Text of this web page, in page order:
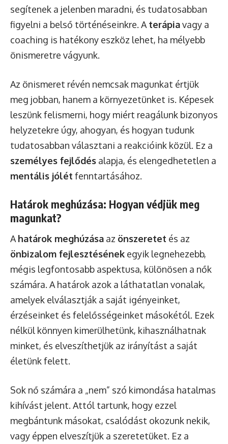
segítenek a jelenben maradni, és tudatosabban
figyelni a belső történéseinkre. A terápiavagy a
coaching is hatékony eszköz lehet, ha mélyebb
önismeretre vágyunk.
Az önismeret révén nemcsak magunkat értjük
meg jobban, hanem a környezetünket is. Képesek
leszünk felismerni, hogy miért reagálunk bizonyos
helyzetekre úgy, ahogyan, és hogyan tudunk
tudatosabban választani a reakcióink közül. Ez a
személyes fejlődés alapja, és elengedhetetlen a
mentális jólét fenntartásához.
Határok meghúzása: Hogyan védjük meg
magunkat?
A határok meghúzása az önszeretet és az
önbizalom fejlesztésének egyik legnehezebb,
mégis legfontosabb aspektusa, különösen a nők
számára. A határok azok a láthatatlan vonalak,
amelyek elválasztják a saját igényeinket,
érzéseinket és felelősségeinket másokétól. Ezek
nélkül könnyen kimerülhetünk, kihasználhatnak
minket, és elveszíthetjük az irányítást a saját
életünk felett.
Sok nő számára a „nem” szó kimondása hatalmas
kihívást jelent. Attól tartunk, hogy ezzel
megbántunk másokat, csalódást okozunk nekik,
vagy éppen elveszítjük a szeretetüket. Ez a